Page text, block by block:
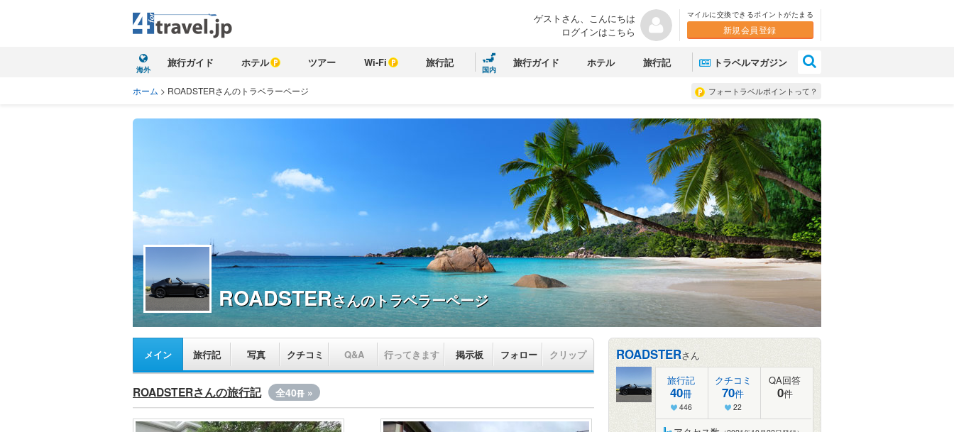
ゲストさん、こんにちは
ログインはこちら
マイルに交換できるポイントがたまる
新規会員登録
海外
旅行ガイド ホテル ツアー Wi-Fi 旅行記
国内
旅行ガイド ホテル 旅行記 トラベルマガジン
フォートラベルポイントって？
ホーム > ROADSTERさんのトラベラーページ
ROADSTERさんのトラベラーページ
メイン 旅行記 写真 クチコミ Q&A 行ってきます 掲示板 フォロー クリップ
ROADSTERさんの旅行記 全40冊 »
ROADSTERさん
旅行記
40冊
446
クチコミ
70件
22
QA回答
0件